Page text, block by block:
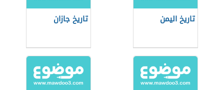
تاريخ اليمن تاريخ جازان